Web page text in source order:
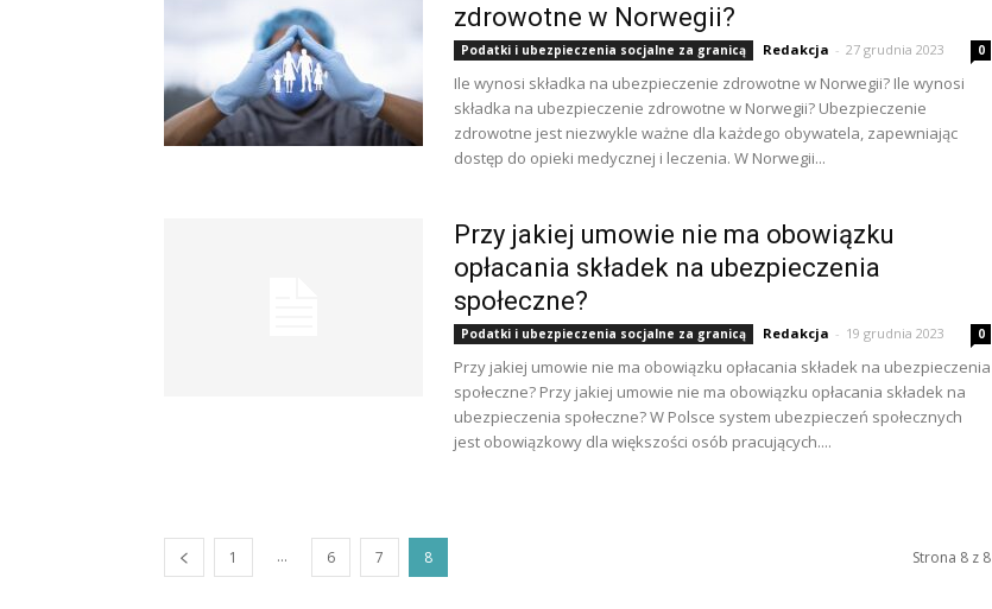
zdrowotne w Norwegii?
Podatki i ubezpieczenia socjalne za granicą Redakcja - 27 grudnia 2023 0
Ile wynosi składka na ubezpieczenie zdrowotne w Norwegii? Ile wynosi
składka na ubezpieczenie zdrowotne w Norwegii? Ubezpieczenie
zdrowotne jest niezwykle ważne dla każdego obywatela, zapewniając
dostęp do opieki medycznej i leczenia. W Norwegii...
Przy jakiej umowie nie ma obowiązku
opłacania składek na ubezpieczenia
społeczne?
Podatki i ubezpieczenia socjalne za granicą Redakcja - 19 grudnia 2023 0
Przy jakiej umowie nie ma obowiązku opłacania składek na ubezpieczenia
społeczne? Przy jakiej umowie nie ma obowiązku opłacania składek na
ubezpieczenia społeczne? W Polsce system ubezpieczeń społecznych
jest obowiązkowy dla większości osób pracujących....
1 ... 6 7 8 Strona 8 z 8